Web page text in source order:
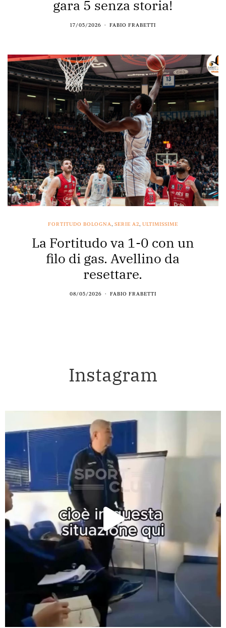
gara 5 senza storia!
17/05/2026 FABIO FRABETTI
FORTITUDO BOLOGNA, SERIE A2, ULTIMISSIME
La Fortitudo va 1-0 con un
filo di gas. Avellino da
resettare.
08/05/2026 FABIO FRABETTI
Instagram